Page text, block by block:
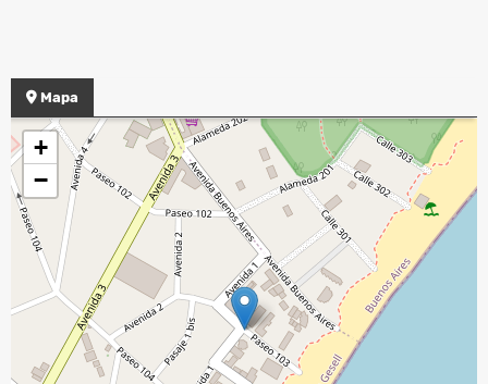
Mapa
+
−